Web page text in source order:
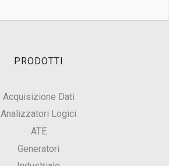
PRODOTTI
Acquisizione Dati
Analizzatori Logici
ATE
Generatori